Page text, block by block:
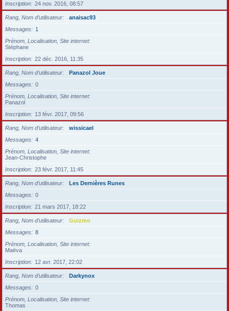
Inscription
24 nov. 2016, 08:57
Rang, Nom d’utilisateur
anaisac93
Messages
1
Prénom, Localisation, Site internet
Stéphane
Inscription
22 déc. 2016, 11:35
Rang, Nom d’utilisateur
Panazol Joue
Messages
0
Prénom, Localisation, Site internet
Panazol
Inscription
13 févr. 2017, 09:56
Rang, Nom d’utilisateur
wissicael
Messages
4
Prénom, Localisation, Site internet
Jean-Christophe
Inscription
23 févr. 2017, 11:45
Rang, Nom d’utilisateur
Les Dernières Runes
Messages
0
Inscription
21 mars 2017, 18:22
Rang, Nom d’utilisateur
Guizmo
Messages
8
Prénom, Localisation, Site internet
Maëva
Inscription
12 avr. 2017, 22:02
Rang, Nom d’utilisateur
Darkynox
Messages
0
Prénom, Localisation, Site internet
Thomas